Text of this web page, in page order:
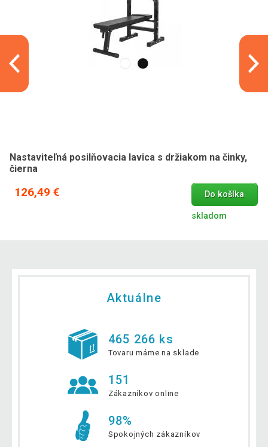
Nastaviteľná posilňovacia lavica s držiakom na činky,
čierna
126,49 € Do košíka
skladom
Aktuálne
465 266 ks
Tovaru máme na sklade
151
Zákazníkov online
98%
Spokojných zákazníkov